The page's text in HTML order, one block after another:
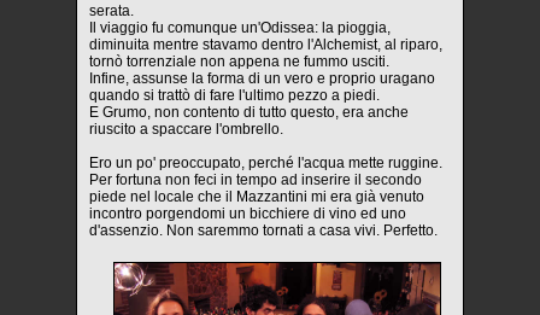
serata.
Il viaggio fu comunque un'Odissea: la pioggia,
diminuita mentre stavamo dentro l'Alchemist, al riparo,
tornò torrenziale non appena ne fummo usciti.
Infine, assunse la forma di un vero e proprio uragano
quando si trattò di fare l'ultimo pezzo a piedi.
E Grumo, non contento di tutto questo, era anche
riuscito a spaccare l'ombrello.
Ero un po' preoccupato, perché l'acqua mette ruggine.
Per fortuna non feci in tempo ad inserire il secondo
piede nel locale che il Mazzantini mi era già venuto
incontro porgendomi un bicchiere di vino ed uno
d'assenzio. Non saremmo tornati a casa vivi. Perfetto.